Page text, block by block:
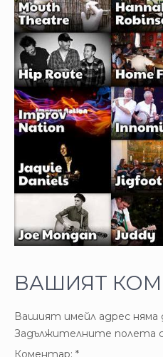
ВАШИЯТ
Вашият имейл адрес няма
Задължителните полета
Коментар: *